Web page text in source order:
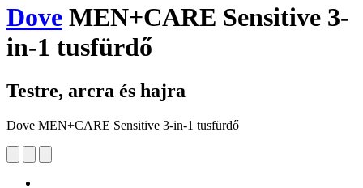
Dove MEN+CARE Sensitive 3-
in-1 tusfürdő
Testre, arcra és hajra
Dove MEN+CARE Sensitive 3-in-1 tusfürdő